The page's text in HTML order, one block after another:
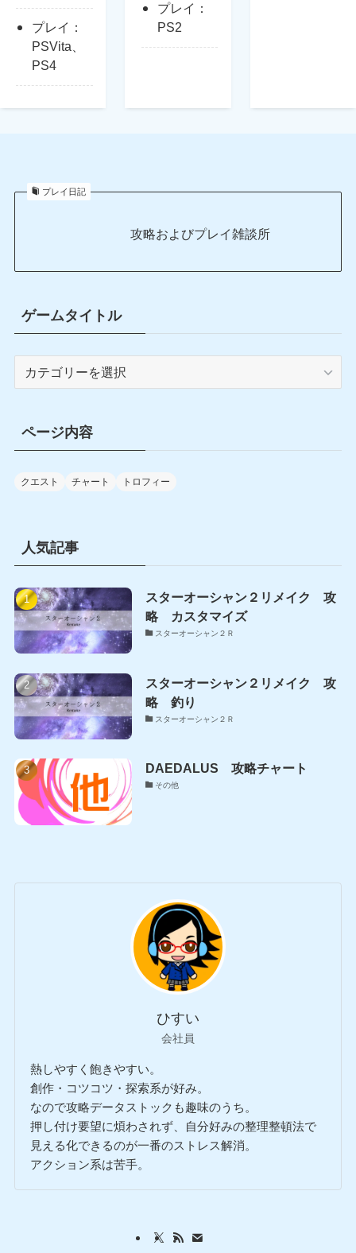
プレイ：
PSVita、
PS4
プレイ：
PS2
プレイ日記
攻略およびプレイ雑談所
ゲームタイトル
ル
ページ内容
クエスト チャート トロフィー
人気記事
スターオーシャン２リメイク 攻
略 カスタマイズ
スターオーシャン２Ｒ
スターオーシャン２リメイク 攻
略 釣り
スターオーシャン２Ｒ
DAEDALUS 攻略チャート
その他
ひすい
会社員
熱しやすく飽きやすい。
創作・コツコツ・探索系が好み。
なので攻略データストックも趣味のうち。
押し付け要望に煩わされず、自分好みの整理整頓法で
見える化できるのが一番のストレス解消。
アクション系は苦手。